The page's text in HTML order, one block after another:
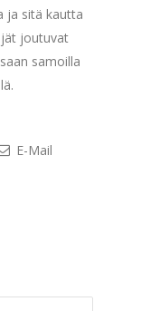
ja sitä kautta
joutuvat
samoilla
E-Mail